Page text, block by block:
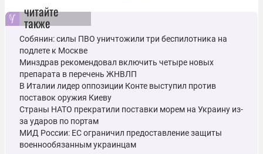
читайте
также
Собянин: силы ПВО уничтожили три беспилотника на
подлете к Москве
Минздрав рекомендовал включить четыре новых
препарата в перечень ЖНВЛП
В Италии лидер оппозиции Конте выступил против
поставок оружия Киеву
Страны НАТО прекратили поставки морем на Украину из-
за ударов по портам
МИД России: ЕС ограничил предоставление защиты
военнообязанным украинцам